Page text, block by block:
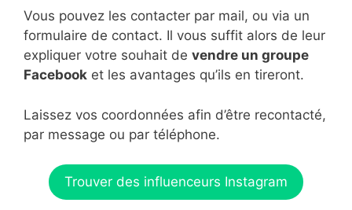
Vous pouvez les contacter par mail, ou via un
formulaire de contact. Il vous suffit alors de leur
expliquer votre souhait de vendre un groupe
Facebook et les avantages qu’ils en tireront.
Laissez vos coordonnées afin d’être recontacté,
par message ou par téléphone.
Trouver des influenceurs Instagram